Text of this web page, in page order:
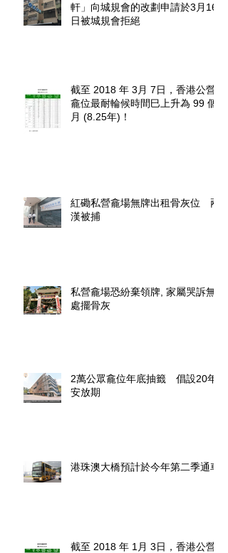
軒」向城規會的改劃申請於3月16
日被城規會拒絕
截至 2018 年 3月 7日，香港公營
龕位最耐輪候時間巳上升為 99 個
月 (8.25年)！
紅磡私營龕場無牌出租骨灰位 兩
漢被捕
私營龕場恐紛棄領牌, 家屬哭訴無
處擺骨灰
2萬公眾龕位年底抽籤 倡設20年
安放期
港珠澳大橋預計於今年第二季通車
截至 2018 年 1月 3日，香港公營